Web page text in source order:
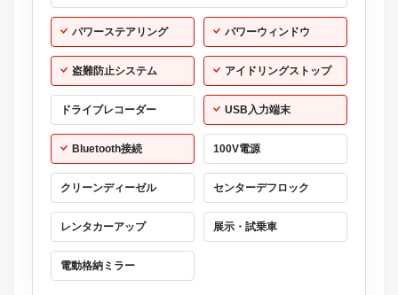
パワーステアリング パワーウィンドウ
盗難防止システム アイドリングストップ
ドライブレコーダー USB入力端末
Bluetooth接続 100V電源
クリーンディーゼル センターデフロック
レンタカーアップ 展示・試乗車
電動格納ミラー